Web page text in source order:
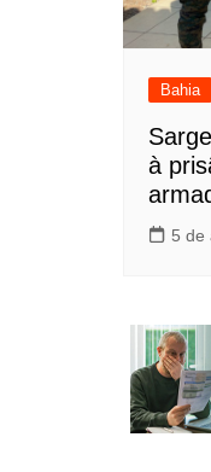
Bahia
à
5 de